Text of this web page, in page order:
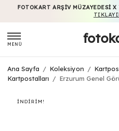
FOTOKART ARŞIV MÜZAYEDESI X
MENÜ
Ana Sayfa / Koleksiyon /
Kartpostalları
/ Erzurum Genel
İNDIRIM!